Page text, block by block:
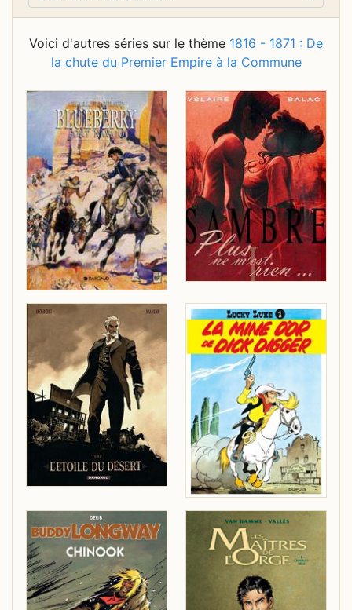
Voici d'autres séries sur le thème 1816 - 1871 : De
la chute du Premier Empire à la Commune